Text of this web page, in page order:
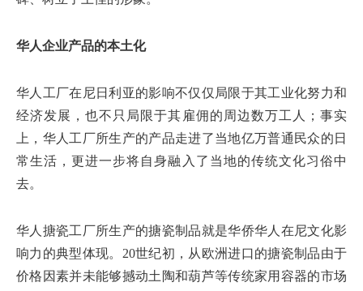
华人企业产品的本土化
华人工厂在尼日利亚的影响不仅仅局限于其工业化努力和
经济发展，也不只局限于其雇佣的周边数万工人；事实
上，华人工厂所生产的产品走进了当地亿万普通民众的日
常生活，更进一步将自身融入了当地的传统文化习俗中
去。
华人搪瓷工厂所生产的搪瓷制品就是华侨华人在尼文化影
响力的典型体现。20世纪初，从欧洲进口的搪瓷制品由于
价格因素并未能够撼动土陶和葫芦等传统家用容器的市场